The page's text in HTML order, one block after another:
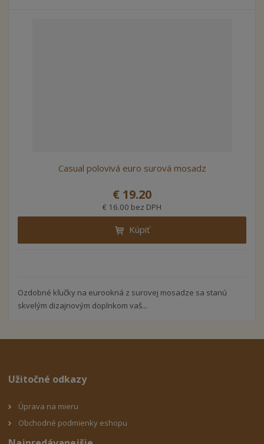
Casual polovivá euro surová mosadz
€ 19.20
€ 16.00 bez DPH
Kúpiť
Ozdobné kľučky na eurookná z surovej mosadze sa stanú
skvelým dizajnovým doplnkom vaš...
Užitočné odkazy
Úprava na mieru
Obchodné podmienky eshopu